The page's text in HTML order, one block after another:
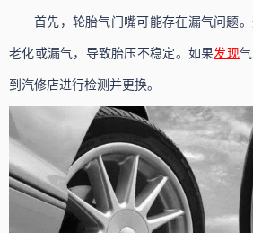
首先，轮胎气门嘴可能存在漏气问题
老化或漏气，导致胎压不稳定。如果发现
到汽修店进行检测并更换。